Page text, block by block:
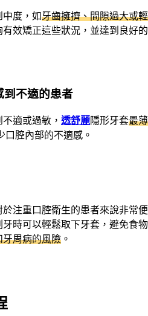
度，如牙齒擁擠、間隙過大或輕
有效矯正這些狀況，並達到良好的
到不適的患者
適或過敏， 透舒麗隱形牙套最薄
口腔內部的不適感。
注重口腔衛生的患者來說非常便
時可以輕鬆取下牙套，避免食物
牙周病的風險 。